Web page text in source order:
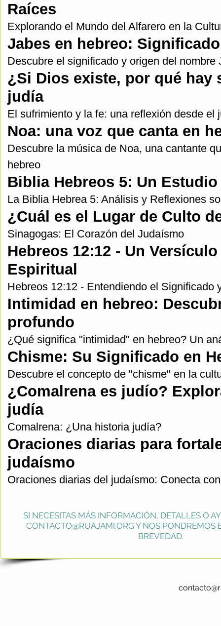
Raíces
Explorando el Mundo del Alfarero en la
Jabes en hebreo:
Descubre el significado y origen del nombre
¿Si Dios existe, por qué
judía
El sufrimiento y la fe: una reflexión desde el
Noa: una voz que canta en
Descubre la música de Noa, una cantante
hebreo
Biblia Hebreos 5: Un
La Biblia Hebrea 5: Análisis y Reflexiones
¿Cuál es el Lugar de Culto
Sinagogas: El Corazón del Judaísmo
Hebreos 12:12 - Un
Espiritual
Hebreos 12:12 - Entendiendo el Significado
Intimidad en hebreo:
profundo
¿Qué significa "intimidad" en hebreo? Un
Chisme: Su Significado en
Descubre el concepto de "chisme" en la
¿Comalrena es judío?
judía
Comalrena: ¿Una historia judía?
Oraciones diarias para
judaísmo
Oraciones diarias del judaísmo: Conecta
SI NECESITAS MÁS INFORMACIÓN, DETALLES O
CONTACTO@RUAJAMI.ORGY NOS PONDREMOS
BREVEDAD.